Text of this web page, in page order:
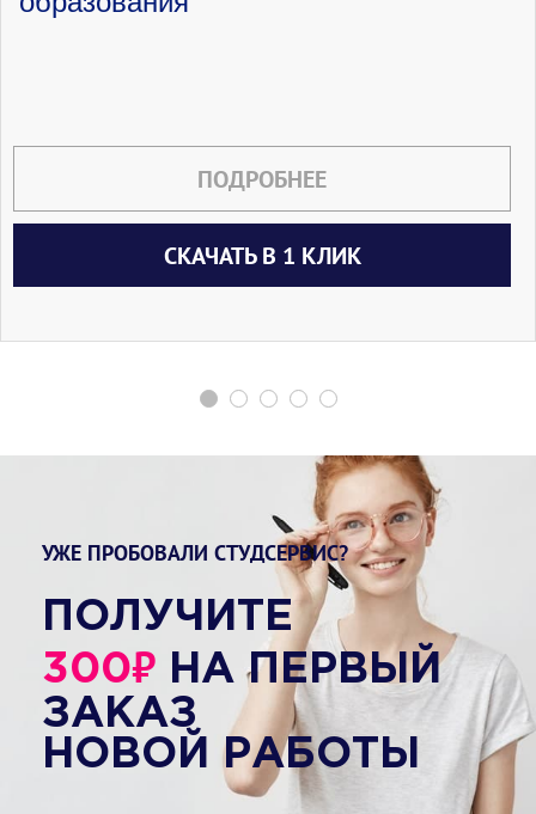
ПОДРОБНЕЕ
СКАЧАТЬ В 1 КЛИК
УЖЕ ПРОБОВАЛИ СТУДСЕРВИС?
ПОЛУЧИТЕ
300₽ НА ПЕРВЫЙ
ЗАКАЗ
НОВОЙ РАБОТЫ